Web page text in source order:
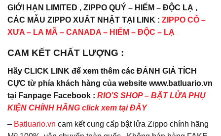
GIỚI HẠN LIMITED , ZIPPO QUÝ – HIẾM – ĐỘC LẠ ,
CÁC MẪU ZIPPO XUẤT NHẬT TẠI LINK : ZIPPO CỔ –
XƯA – LA MÃ – CANADA – HIẾM – ĐỘC – LẠ
CAM KẾT CHẤT LƯỢNG :
Hãy CLICK LINK để xem thêm các ĐÁNH GIÁ TÍCH
CỰC từ phía khách hàng của website www.batluario.vn
tại Fanpage Facebook : RIO’S SHOP – BẬT LỬA PHỤ
KIỆN CHÍNH HÃNG click xem tại ĐÂY
– Batluario.vn cam kết cung cấp bật lửa Zippo chính hãng